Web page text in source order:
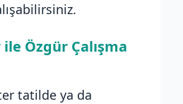
Özgür Çalışma
tatilde ya da